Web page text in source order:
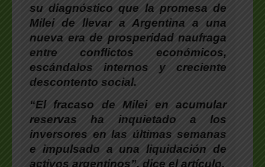
su diagnóstico que la promesa de
Milei de llevar a Argentina a una
nueva era de prosperidad naufraga
entre conflictos económicos,
escándalos internos y creciente
descontento social.
“El fracaso de Milei en acumular
reservas ha inquietado a los
inversores en las últimas semanas
e impulsado a una liquidación de
activos argentinos”, dice el artículo.